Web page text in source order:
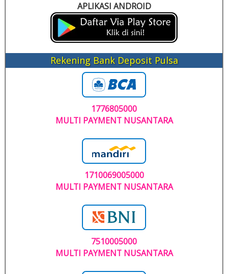
APLIKASI ANDROID
Rekening Bank Deposit Pulsa
1776805000
MULTI PAYMENT NUSANTARA
1710069005000
MULTI PAYMENT NUSANTARA
7510005000
MULTI PAYMENT NUSANTARA